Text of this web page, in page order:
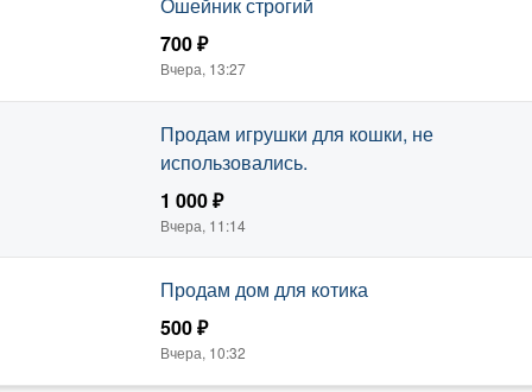
700 ₽
Вчера, 13:27
Продам игрушки для кошки, не
использовались.
1 000 ₽
Вчера, 11:14
Продам дом для котика
500 ₽
Вчера, 10:32